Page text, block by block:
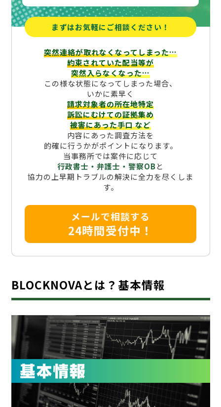
まずはお気軽にご相談ください！
突然連絡が取れなくなってしまった…
約束されていた配当等が
突然入らなくなった…
この様な状態になってしまった場合、
いかに素早く
請求対象者の所在地特定
訴訟にむけての証拠集め
被害にあった手口など
内容にあった調査方法を
的確に行うかがポイントになります。
当事務所では案件に応じて
行政書士・弁護士・警察OBと
協力の上早期トラブルの解決に全力を尽くしま
す。
メールで相談する
24時間受付中！
BLOCKNOVAとは？基本情報